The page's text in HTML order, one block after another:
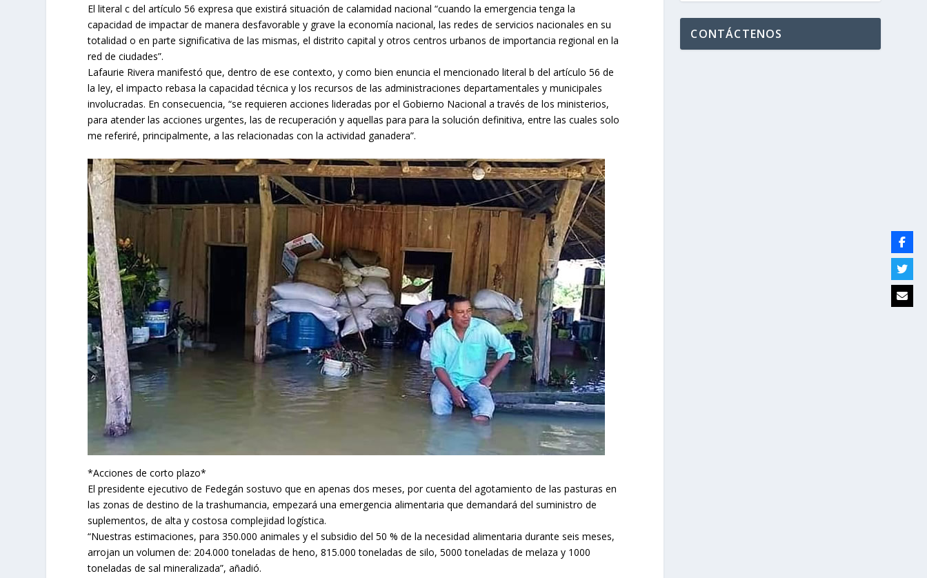
El literal c del artículo 56 expresa que existirá situación de calamidad nacional “cuando la emergencia tenga la
capacidad de impactar de manera desfavorable y grave la economía nacional, las redes de servicios nacionales en su
totalidad o en parte significativa de las mismas, el distrito capital y otros centros urbanos de importancia regional en la
red de ciudades”.
Lafaurie Rivera manifestó que, dentro de ese contexto, y como bien enuncia el mencionado literal b del artículo 56 de
la ley, el impacto rebasa la capacidad técnica y los recursos de las administraciones departamentales y municipales
involucradas. En consecuencia, “se requieren acciones lideradas por el Gobierno Nacional a través de los ministerios,
para atender las acciones urgentes, las de recuperación y aquellas para para la solución definitiva, entre las cuales solo
me referiré, principalmente, a las relacionadas con la actividad ganadera”.
*Acciones de corto plazo*
El presidente ejecutivo de Fedegán sostuvo que en apenas dos meses, por cuenta del agotamiento de las pasturas en
las zonas de destino de la trashumancia, empezará una emergencia alimentaria que demandará del suministro de
suplementos, de alta y costosa complejidad logística.
“Nuestras estimaciones, para 350.000 animales y el subsidio del 50 % de la necesidad alimentaria durante seis meses,
arrojan un volumen de: 204.000 toneladas de heno, 815.000 toneladas de silo, 5000 toneladas de melaza y 1000
toneladas de sal mineralizada”, añadió.
CONTÁCTENOS